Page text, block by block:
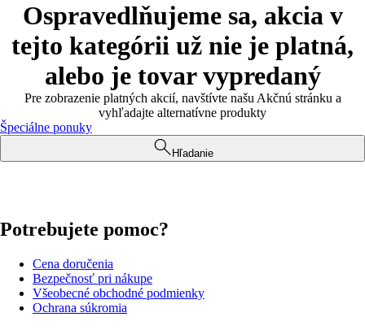
Ospravedlňujeme sa, akcia v
tejto kategórii už nie je platná,
alebo je tovar vypredaný
Pre zobrazenie platných akcií, navštívte našu Akčnú stránku a
vyhľadajte alternatívne produkty
Špeciálne ponuky
Hľadanie
Potrebujete pomoc?
Cena doručenia
Bezpečnosť pri nákupe
Všeobecné obchodné podmienky
Ochrana súkromia